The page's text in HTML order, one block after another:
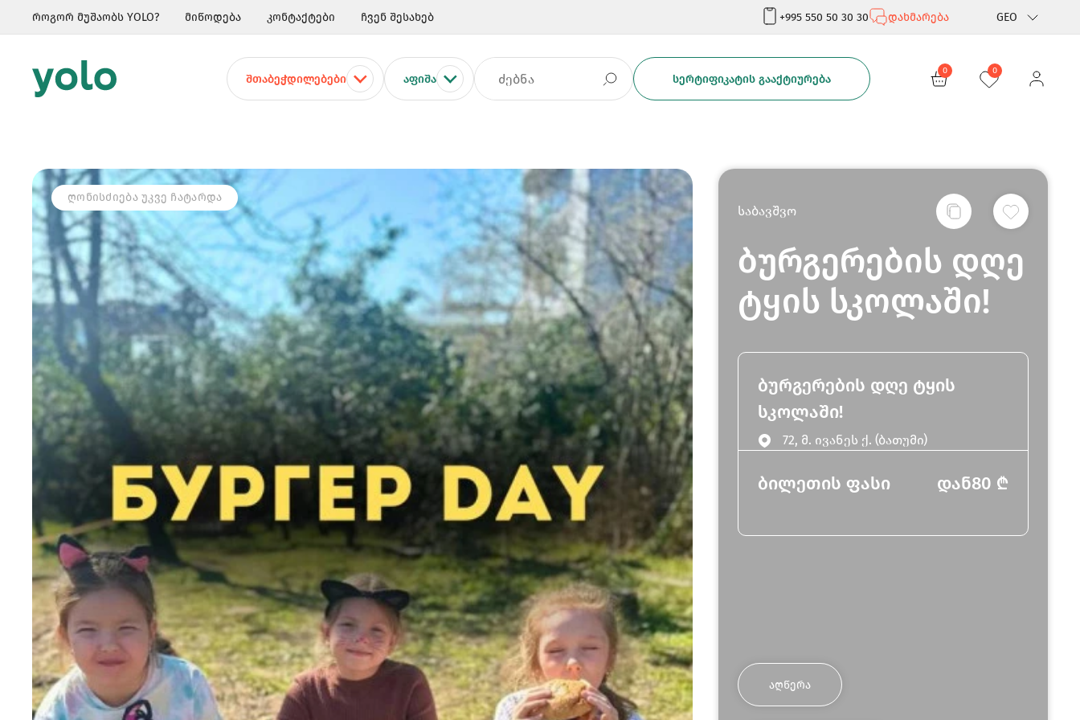
როგორ მუშაობს YOLO? მიწოდება კონტაქტები ჩვენ შესახებ +995 550 50 30 30 დახმარება GEO
Rus
ᲨᲗᲐᲑᲔᲭᲓᲘᲚᲔᲑᲔᲑᲘ ᲐᲤᲘᲨᲐ ᲡᲔᲠᲢᲘᲤᲘᲙᲐᲢᲘᲡ ᲒᲐᲐᲥᲢᲘᲣᲠᲔᲑᲐ
0 0
ᲦᲝᲜᲘᲡᲫᲘᲔᲑᲐ ᲣᲙᲕᲔ ᲩᲐᲢᲐᲠᲓᲐ
საბავშვო
ბურგერების დღე
ტყის სკოლაში!
ბურგერების დღე ტყის
სკოლაში!
72, მ. ივანეს ქ. (ბათუმი)
ბილეთის ფასი დან80 ₾
ᲐᲦᲬᲔᲠᲐ